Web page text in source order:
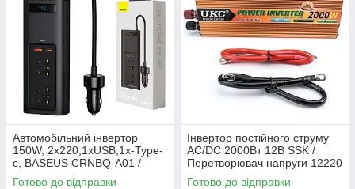
Автомобільний інвертор
150W, 2x220,1xUSB,1x-Type-
c, BASEUS CRNBQ-A01 /
Перетворювач напруги
Готово до відправки
Інвертор постійного струму
AC/DC 2000Вт 12В SSK /
Перетворювач напруги 12220
/ Автомобільний інвертор
Готово до відправки